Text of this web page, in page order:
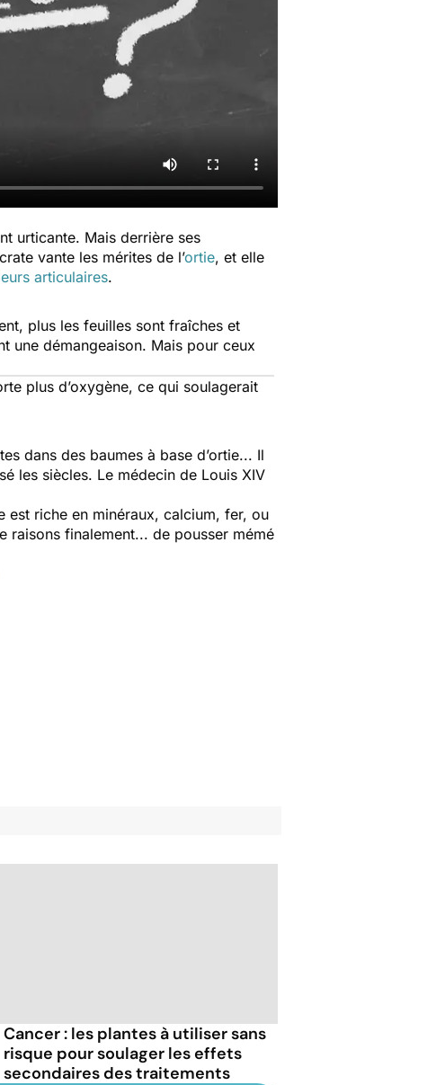
urticante. Mais derrière ses
vante les mérites de l’ortie, et elle
articulaires.
plus les feuilles sont fraîches et
une démangeaison. Mais pour ceux
plus d’oxygène, ce qui soulagerait
dans des baumes à base d’ortie... Il
les siècles. Le médecin de Louis XIV
est riche en minéraux, calcium, fer, ou
raisons finalement... de pousser mémé
Cancer : les plantes à utiliser sans
risque pour soulager les effets
secondaires des traitements